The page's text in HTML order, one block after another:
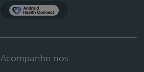
Acompanhe-nos